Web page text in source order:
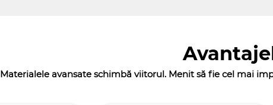
Materialele avansate schimbă viitorul. Menit să fie cel mai